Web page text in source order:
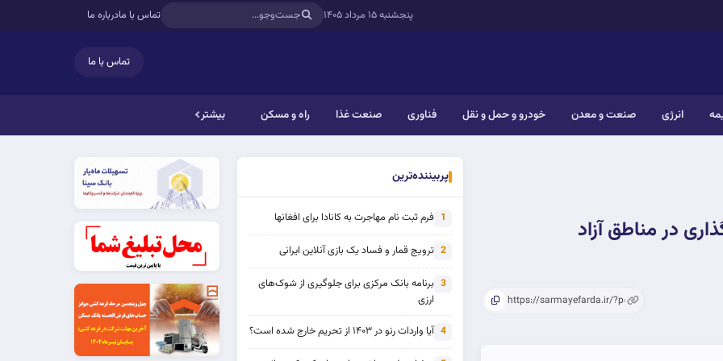
پنجشنبه ۱۵ مرداد ۱۴۰۵ تماس با مادرباره ما
تماس با ما
انرژی صنعت و معدن خودرو و حمل و نقل فناوری صنعت غذا راه و مسکن بیشتر
پربیننده‌ترین
1 فرم ثبت نام مهاجرت به کانادا برای افغانها
2 ترویج قمار و فساد یک بازی آنلاین ایرانی
3 برنامه بانک مرکزی برای جلوگیری از شوک‌های
ارزی
4 آیا واردات رنو در ۱۴۰۳ از تحریم خارج شده است؟